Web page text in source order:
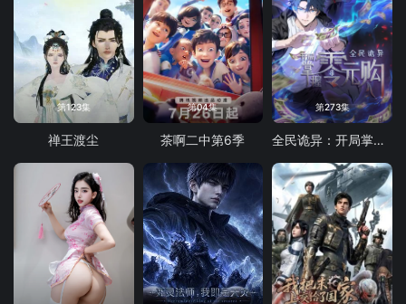
第123集
禅王渡尘
第04集
茶啊二中第6季
第273集
全民诡异：开局掌握零元购